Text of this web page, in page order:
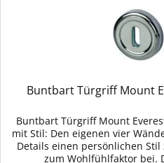
Buntbart Türgriff Mount
Buntbart Türgriff Mount
mit Stil: Den eigenen vier
Details einen persönlichen
zum Wohlfühlfaktor bei.